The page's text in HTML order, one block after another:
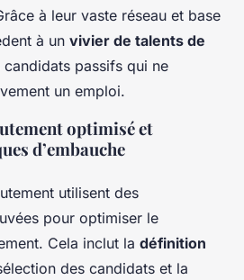
à leur vaste réseau et base
à un vivier de talents de
candidats passifs qui ne
un emploi.
optimisé et
d’embauche
utilisent des
pour optimiser le
Cela inclut la définition
des candidats et la